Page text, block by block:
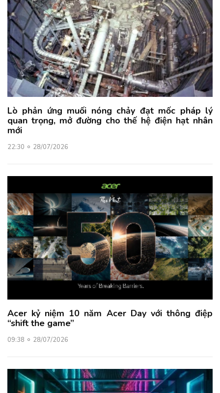
Lò phản ứng muối nóng chảy đạt mốc pháp lý
quan trọng, mở đường cho thế hệ điện hạt nhân
mới
22:30 28/07/2026
Acer kỷ niệm 10 năm Acer Day với thông điệp
“shift the game”
09:38 28/07/2026